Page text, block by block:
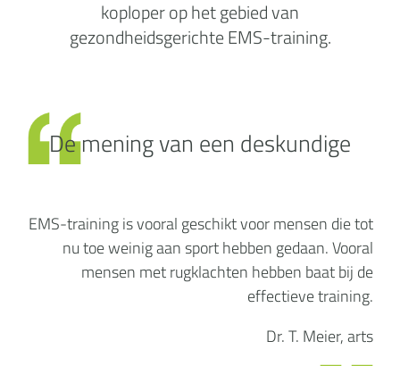
koploper op het gebied van
gezondheidsgerichte EMS-training.
EMS-training is vooral geschikt voor mensen die tot
nu toe weinig aan sport hebben gedaan. Vooral
mensen met rugklachten hebben baat bij de
effectieve training.
Dr. T. Meier, arts
De mening van een deskundige